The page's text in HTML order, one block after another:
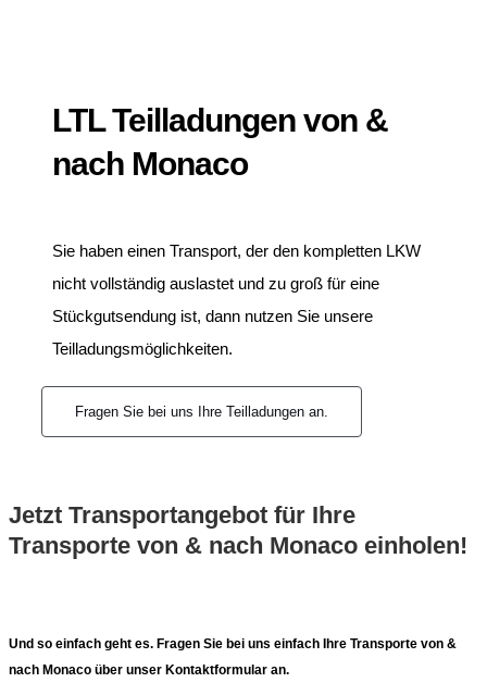
LTL Teilladungen von &
nach Monaco
Sie haben einen Transport, der den kompletten LKW
nicht vollständig auslastet und zu groß für eine
Stückgutsendung ist, dann nutzen Sie unsere
Teilladungsmöglichkeiten.
Fragen Sie bei uns Ihre Teilladungen an.
Jetzt Transportangebot für Ihre
Transporte von & nach Monaco einholen!
Und so einfach geht es. Fragen Sie bei uns einfach Ihre Transporte von &
nach Monaco über unser Kontaktformular an.